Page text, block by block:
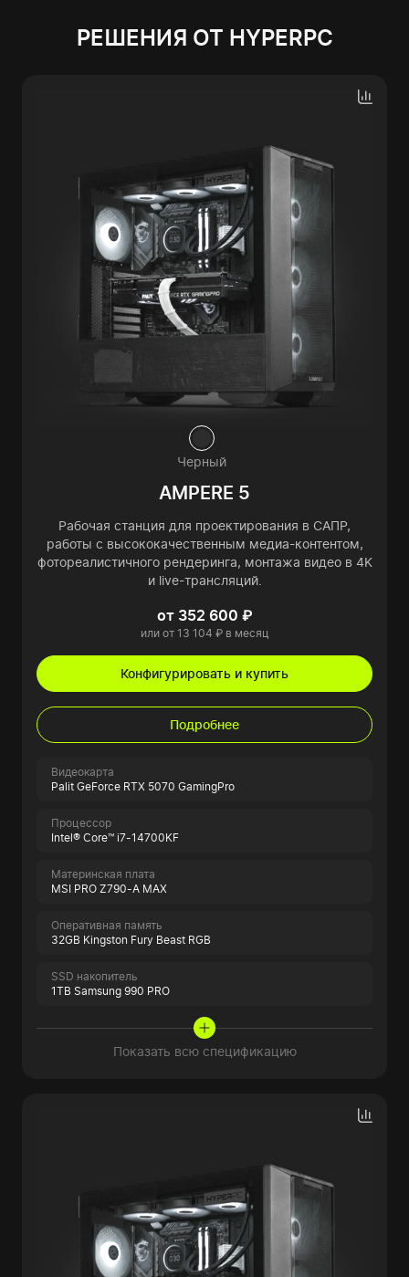
РЕШЕНИЯ ОТ HYPERPC
Черный
AMPERE 5
Рабочая станция для проектирования в САПР,
работы с высококачественным медиа-контентом,
фотореалистичного рендеринга, монтажа видео в 4K
и live-трансляций.
от 352 600 ₽
или от 13 104 ₽ в месяц
Конфигурировать и купить
Подробнее
Видеокарта
Palit GeForce RTX 5070 GamingPro
Процессор
Intel® Core™ i7-14700KF
Материнская плата
MSI PRO Z790-A MAX
Оперативная память
32GB Kingston Fury Beast RGB
SSD накопитель
1TB Samsung 990 PRO
Показать всю спецификацию